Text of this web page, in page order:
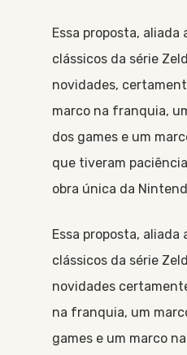
Essa proposta, aliada
clássicos da série
novidades,
marco na franquia,
dos games e um
que tiveram
obra única da
Essa proposta, aliada
clássicos da série
novidades
na franquia, um
games e um marco